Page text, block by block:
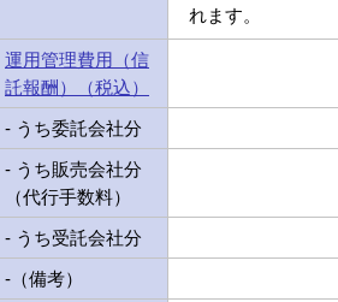
れます。
運用管理費用（信
託報酬）（税込）
- うち委託会社分
- うち販売会社分
（代行手数料）
- うち受託会社分
-（備考）